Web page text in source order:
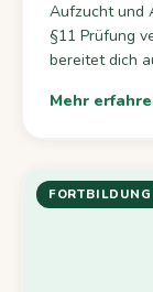
Aufzucht und
§11 Prüfung
bereitet dich
Mehr